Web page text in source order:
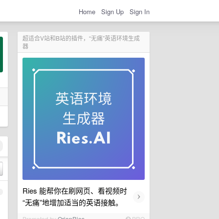
Home Sign Up Sign In
超适合V站和B站的插件，“无痛”英语环境生成
器
Ries 能帮你在刷网页、看视频时
“无痛”地增加适当的英语接触。
›